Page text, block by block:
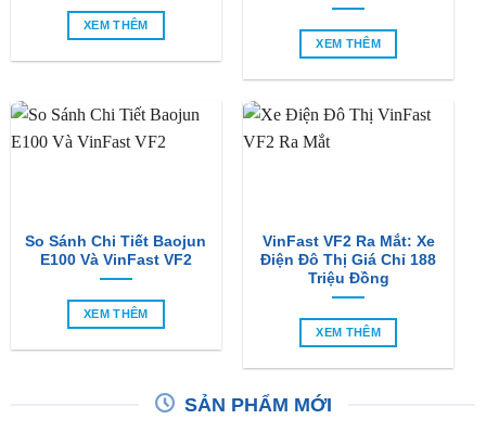
XEM THÊM
XEM THÊM
So Sánh Chi Tiết Baojun
E100 Và VinFast VF2
XEM THÊM
VinFast VF2 Ra Mắt: Xe
Điện Đô Thị Giá Chỉ 188
Triệu Đồng
XEM THÊM
SẢN PHẨM MỚI